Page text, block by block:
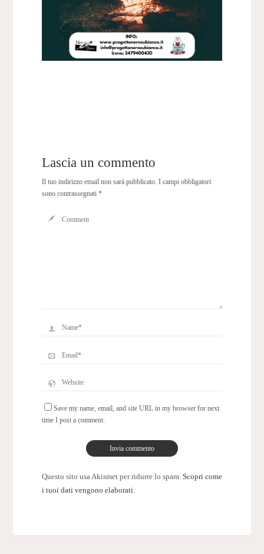
Lascia un commento
Il tuo indirizzo email non sarà pubblicato. I campi obbligatori
sono contrassegnati *
Save my name, email, and site URL in my browser for next
time I post a comment.
Questo sito usa Akismet per ridurre lo spam. Scopri come
i tuoi dati vengono elaborati